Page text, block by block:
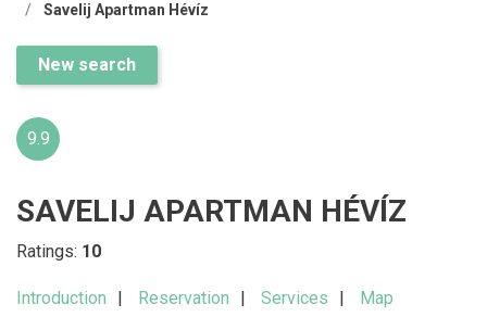
Savelij Apartman Hévíz
New search
9.9
SAVELIJ APARTMAN HÉVÍZ
Ratings: 10
Introduction Reservation Services Map